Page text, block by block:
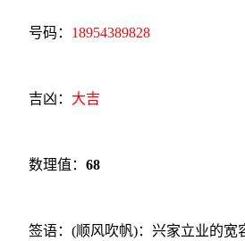
号码： 18954389828
吉凶： 大吉
数理值： 68
签语：(顺风吹帆)：兴家立业的宽